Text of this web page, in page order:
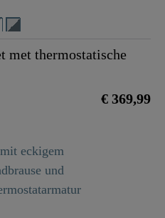
met thermostatische
€ 369,99